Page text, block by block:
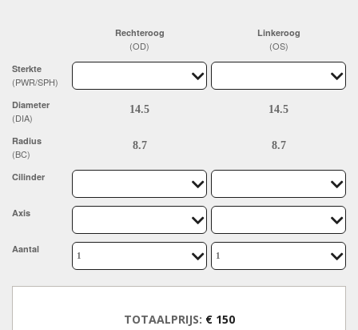
Sterkte
(PWR/SPH)
Diameter
(DIA)
Radius
(BC)
Cilinder
Axis
Aantal
Rechteroog
(OD)
Linkeroog
(OS)
TOTAALPRIJS: € 150